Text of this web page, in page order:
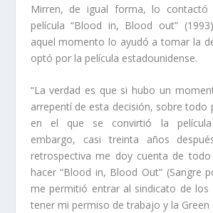
Mirren, de igual forma, lo contactó
película “Blood in, Blood out”
aquel momento lo ayudó a tomar la
optó por la película estadounidense.
“La verdad es que si hubo un
arrepentí de esta decisión, sobre todo
en el que se convirtió la película
embargo, casi treinta años
retrospectiva me doy cuenta de
hacer “Blood in, Blood Out” (Sangre
me permitió entrar al sindicato de los
tener mi permiso de trabajo y la Green